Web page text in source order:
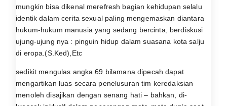
mungkin bisa dikenal merefresh bagian kehidupan selalu
identik dalam cerita sexual paling mengemaskan diantara
hukum-hukum manusia yang sedang bercinta, berdiskusi
ujung-ujung nya : pinguin hidup dalam suasana kota salju
di eropa.(S.Ked),Etc
sedikit mengulas angka 69 bilamana dipecah dapat
mengartikan luas secara penelusuran tim keredaksian
menoleh disajikan dengan senang hati – bahkan, di-